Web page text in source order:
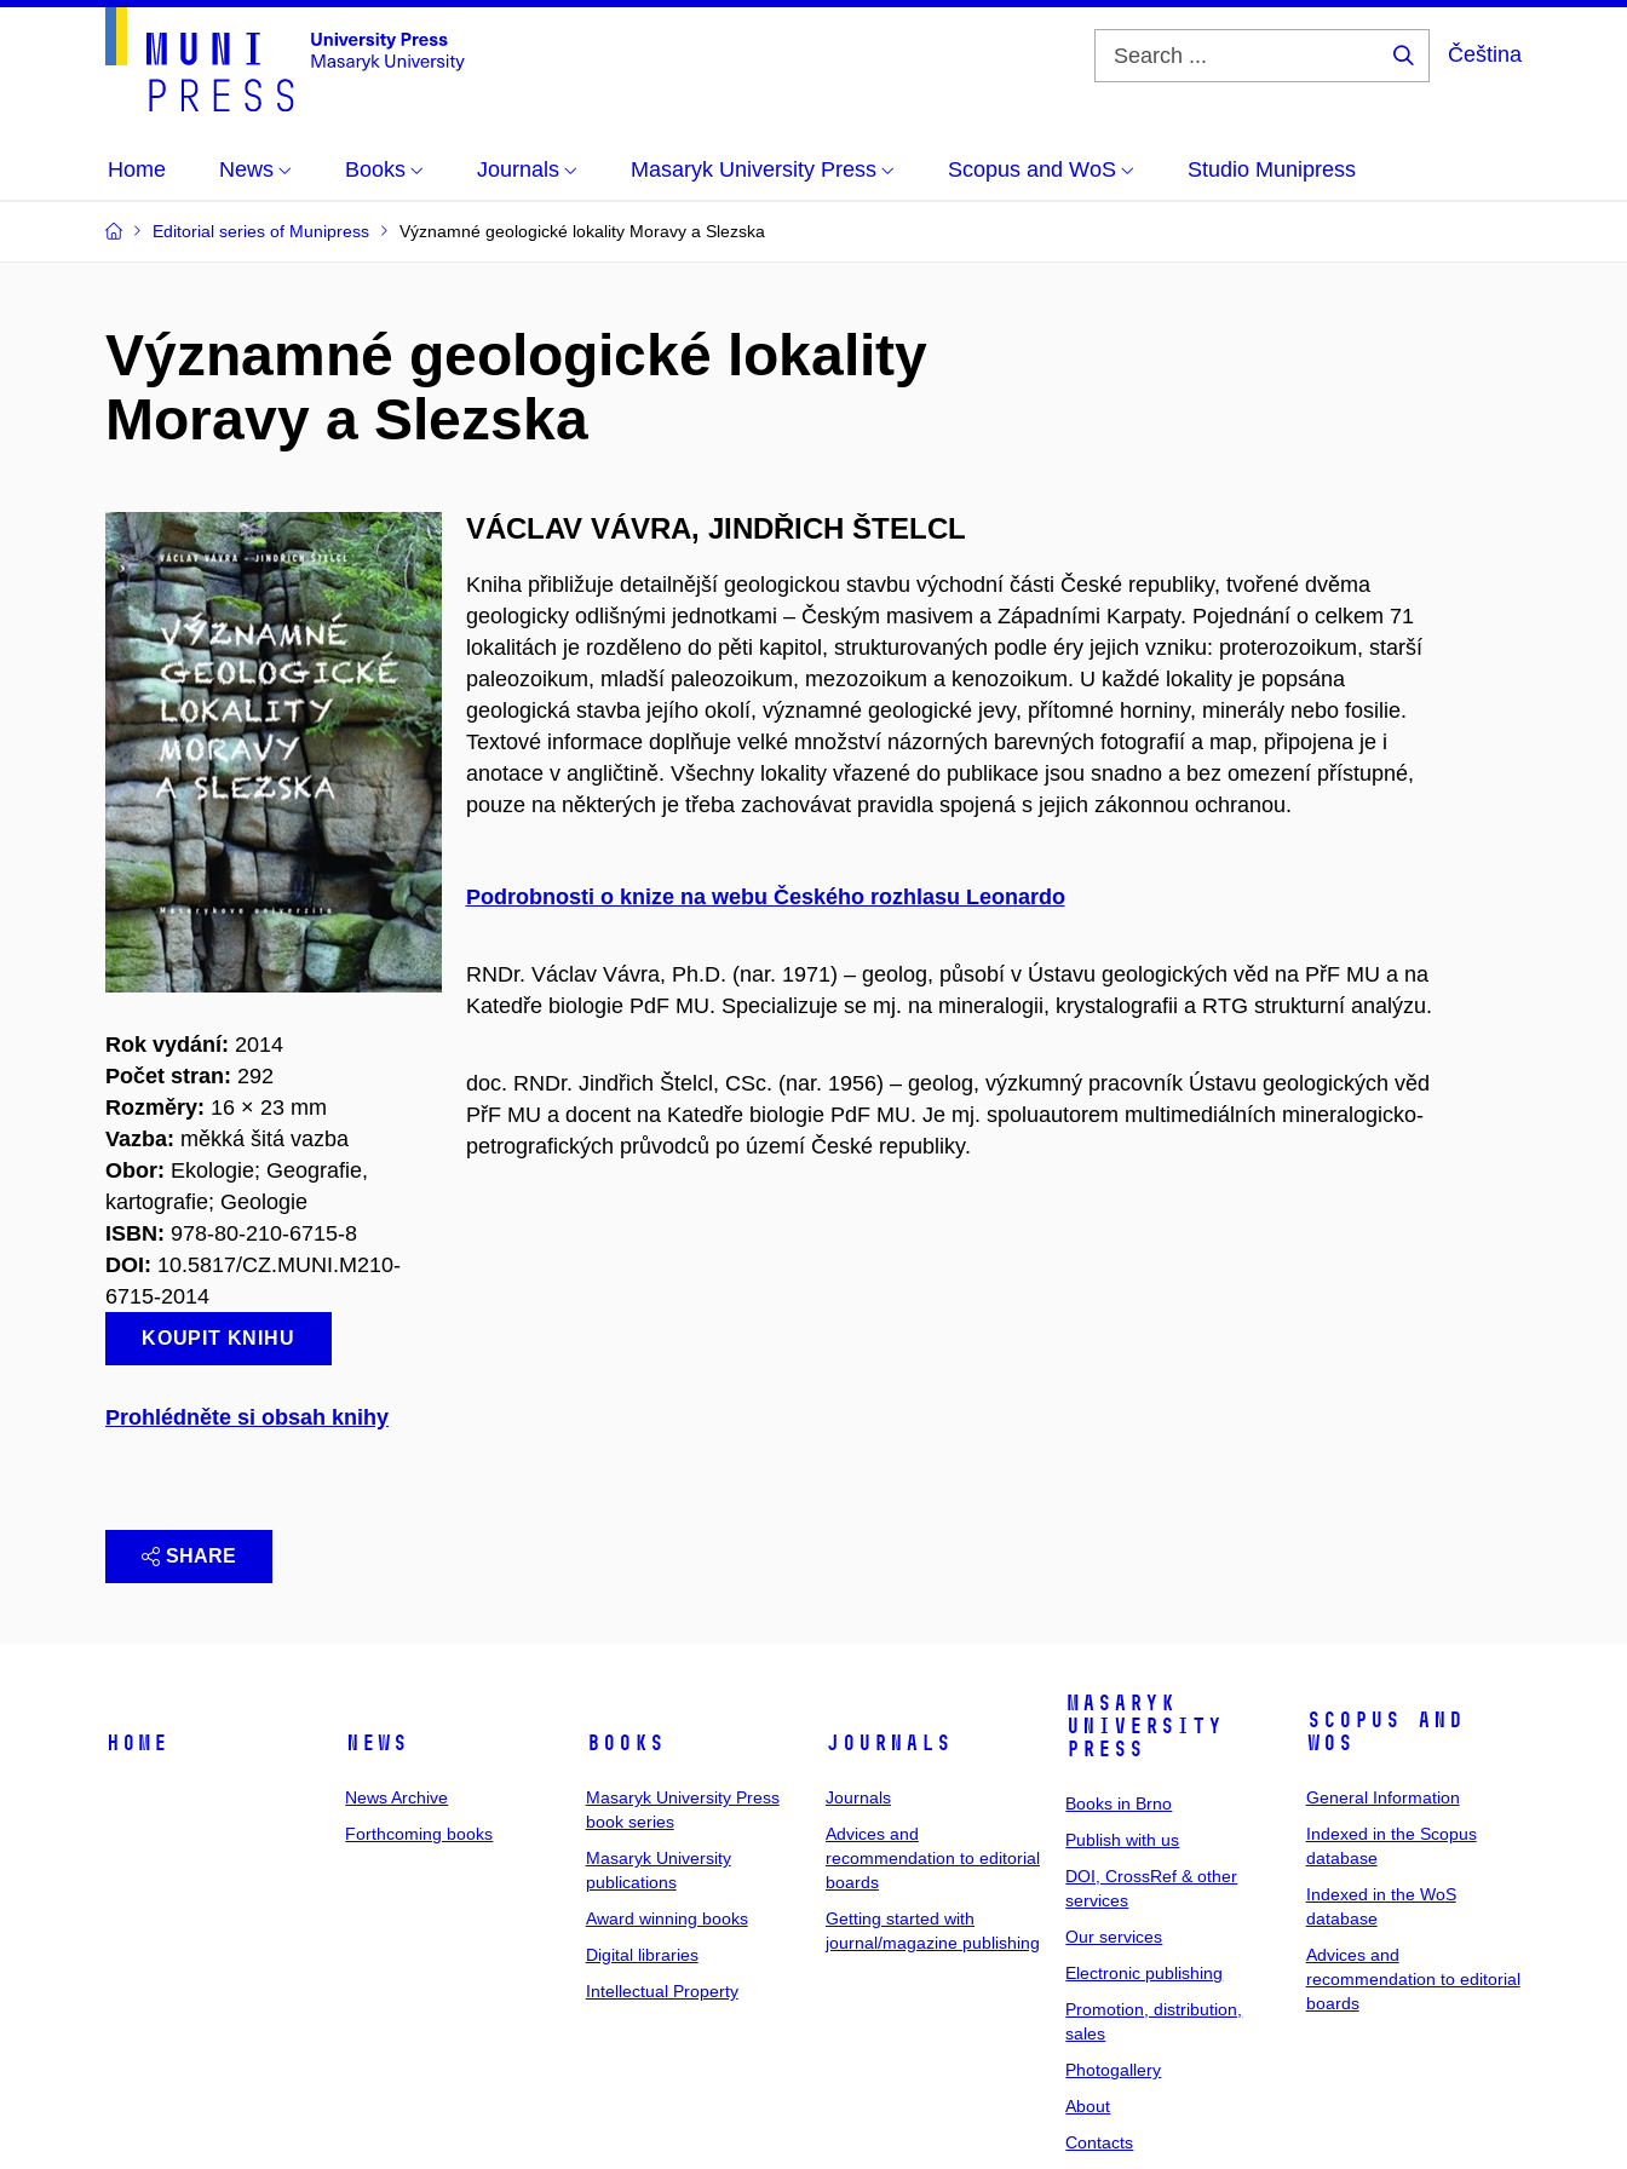
Čeština
Home News Books Journals Masaryk University Press Scopus and WoS Studio Munipress
Editorial series of Munipress Významné geologické lokality Moravy a Slezska
Významné geologické lokality
Moravy a Slezska
Rok vydání: 2014
Počet stran: 292
Rozměry: 16 × 23 mm
Vazba: měkká šitá vazba
Obor: Ekologie; Geografie,
kartografie; Geologie
ISBN: 978-80-210-6715-8
DOI: 10.5817/CZ.MUNI.M210-
6715-2014
KOUPIT KNIHU
Prohlédněte si obsah knihy
VÁCLAV VÁVRA, JINDŘICH ŠTELCL
Kniha přibližuje detailnější geologickou stavbu východní části České republiky, tvořené dvěma
geologicky odlišnými jednotkami – Českým masivem a Západními Karpaty. Pojednání o celkem 71
lokalitách je rozděleno do pěti kapitol, strukturovaných podle éry jejich vzniku: proterozoikum, starší
paleozoikum, mladší paleozoikum, mezozoikum a kenozoikum. U každé lokality je popsána
geologická stavba jejího okolí, významné geologické jevy, přítomné horniny, minerály nebo fosilie.
Textové informace doplňuje velké množství názorných barevných fotografií a map, připojena je i
anotace v angličtině. Všechny lokality vřazené do publikace jsou snadno a bez omezení přístupné,
pouze na některých je třeba zachovávat pravidla spojená s jejich zákonnou ochranou.
Podrobnosti o knize na webu Českého rozhlasu Leonardo
RNDr. Václav Vávra, Ph.D. (nar. 1971) – geolog, působí v Ústavu geologických věd na PřF MU a na
Katedře biologie PdF MU. Specializuje se mj. na mineralogii, krystalografii a RTG strukturní analýzu.
doc. RNDr. Jindřich Štelcl, CSc. (nar. 1956) – geolog, výzkumný pracovník Ústavu geologických věd
PřF MU a docent na Katedře biologie PdF MU. Je mj. spoluautorem multimediálních mineralogicko-
petrografických průvodců po území České republiky.
SHARE
Home News
News Archive
Forthcoming books
Books
Masaryk University Press
book series
Masaryk University
publications
Award winning books
Digital libraries
Intellectual Property
Journals
Journals
Advices and
recommendation to editorial
boards
Getting started with
journal/magazine publishing
Masaryk
University
Press
Books in Brno
Publish with us
DOI, CrossRef & other
services
Our services
Electronic publishing
Promotion, distribution,
sales
Photogallery
About
Contacts
Scopus and
WoS
General Information
Indexed in the Scopus
database
Indexed in the WoS
database
Advices and
recommendation to editorial
boards